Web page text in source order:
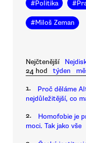
#Politika #
#Miloš Zeman
Nejčtenější
24 hod
týden
1.
Proč děláme
nejdůležitější, co
2.
Homofobie je
moci. Tak jako vše